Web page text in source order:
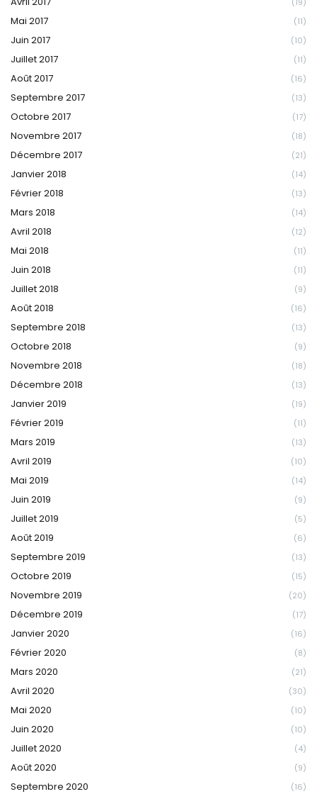
Mai 2017 (11)
Juin 2017 (10)
Juillet 2017 (11)
Août 2017 (16)
Septembre 2017 (13)
Octobre 2017 (17)
Novembre 2017 (18)
Décembre 2017 (21)
Janvier 2018 (14)
Février 2018 (13)
Mars 2018 (14)
Avril 2018 (12)
Mai 2018 (11)
Juin 2018 (11)
Juillet 2018 (9)
Août 2018 (16)
Septembre 2018 (13)
Octobre 2018 (9)
Novembre 2018 (18)
Décembre 2018 (13)
Janvier 2019 (19)
Février 2019 (11)
Mars 2019 (13)
Avril 2019 (10)
Mai 2019 (14)
Juin 2019 (9)
Juillet 2019 (5)
Août 2019 (6)
Septembre 2019 (13)
Octobre 2019 (15)
Novembre 2019 (20)
Décembre 2019 (17)
Janvier 2020 (16)
Février 2020 (8)
Mars 2020 (21)
Avril 2020 (30)
Mai 2020 (10)
Juin 2020 (10)
Juillet 2020 (4)
Août 2020 (9)
Septembre 2020 (16)